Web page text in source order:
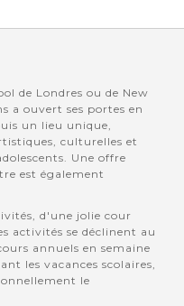
de Londres ou de New
a ouvert ses portes en
un lieu unique,
culturelles et
Une offre
est également
d'une jolie cour
activités se déclinent au
annuels en semaine
les vacances scolaires,
le